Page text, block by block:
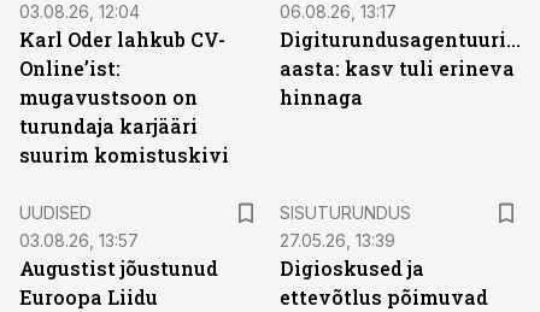
03.08.26, 12:04
Karl Oder lahkub CV-
Online’ist:
mugavustsoon on
turundaja karjääri
suurim komistuskivi
06.08.26, 13:17
Digiturundusagentuuride
aasta: kasv tuli erineva
hinnaga
UUDISED
03.08.26, 13:57
Augustist jõustunud
Euroopa Liidu
SISUTURUNDUS
27.05.26, 13:39
Digioskused ja
ettevõtlus põimuvad